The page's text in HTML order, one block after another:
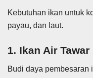
Kebutuhan ikan untuk
payau, dan laut.
1. Ikan Air Tawar
Budi daya pembesaran